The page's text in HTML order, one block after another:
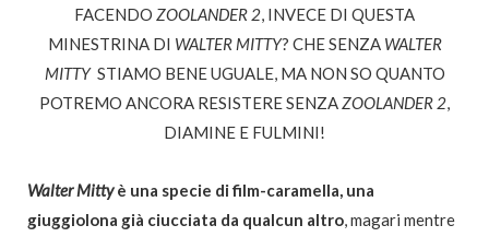
FACENDO ZOOLANDER 2, INVECE DI QUESTA
MINESTRINA DI WALTER MITTY? CHE SENZA WALTER
MITTY STIAMO BENE UGUALE, MA NON SO QUANTO
POTREMO ANCORA RESISTERE SENZAZOOLANDER 2,
DIAMINE E FULMINI!
Walter Mittyè una specie di film-caramella, una
giuggiolona già ciucciata da qualcun altro, magari mentre